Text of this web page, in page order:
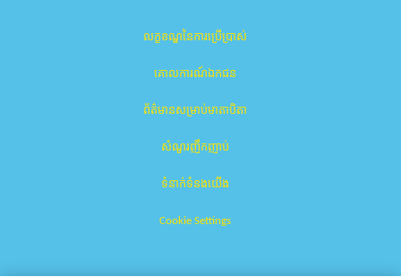
លក្ខខណ្ឌនៃការប្រើប្រាស់
គោលការណ៍ឯកជន
ព័ត៌មានសម្រាប់មាតាបិតា
សំណួរញឹកញាប់
ទំនាក់ទំនងយើង
Cookie Settings